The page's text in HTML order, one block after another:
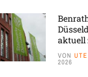
aktuell
VON
2026